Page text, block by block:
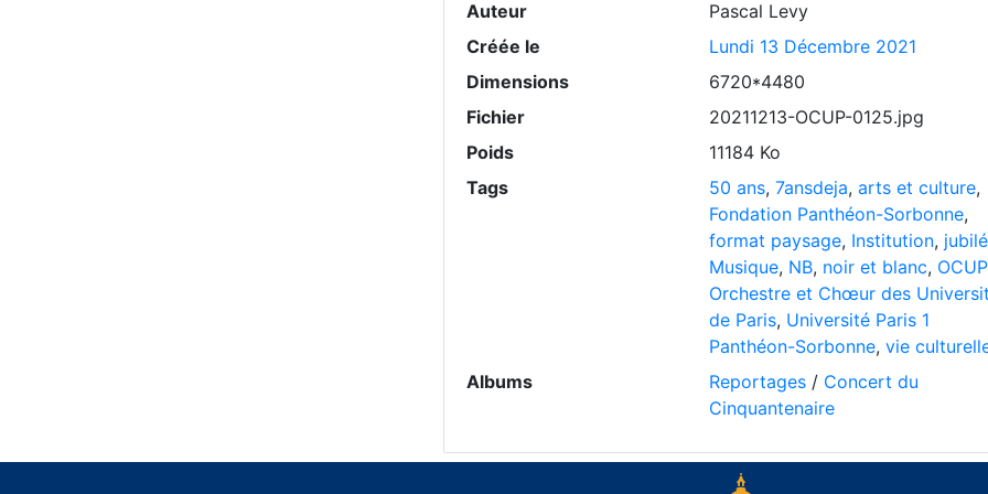
Auteur
Pascal Levy
Créée le
Lundi 13 Décembre 2021
Dimensions
6720*4480
Fichier
20211213-OCUP-0125.jpg
Poids
11184 Ko
Tags
50 ans, 7ansdeja, arts et culture,
Fondation Panthéon-Sorbonne,
format paysage, Institution, jubilé
Musique, NB, noir et blanc, OCUP
Orchestre et Chœur des
de Paris, Université Paris 1
Panthéon-Sorbonne, vie
Albums
Reportages / Concert du
Cinquantenaire